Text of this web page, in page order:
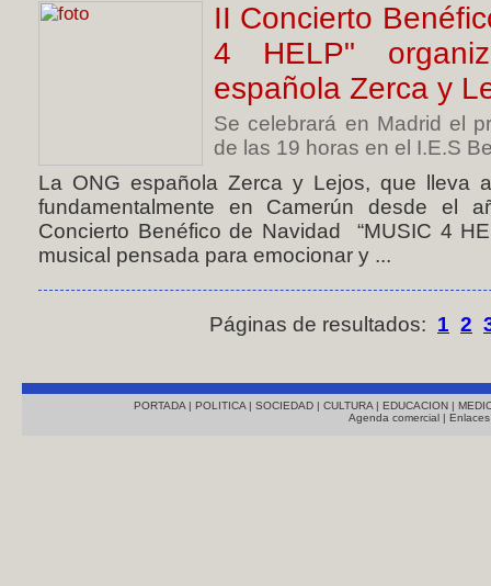
II Concierto
4 HELP"
española Zerca y
Se celebrará en Madrid el
de las 19 horas en el I.E.S
La ONG española Zerca y Lejos, que lleva
fundamentalmente en Camerún desde el
Concierto Benéfico de Navidad “MUSIC 4
musical pensada para emocionar y ...
Páginas de resultados: 1 2
PORTADA | POLITICA | SOCIEDAD | CULTURA | EDUCACION |
Agenda comercial |Enlaces